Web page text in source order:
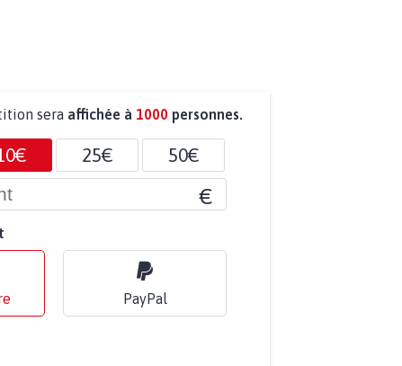
sera affichée à 1000 personnes.
25€ 50€
€
PayPal